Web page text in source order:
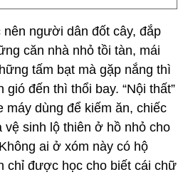
người dân đốt cây, đắp
căn nhà nhỏ tồi tàn, mái
tấm bạt mà gặp nắng thì
đến thì thổi bay. “Nội thất”
máy dùng để kiếm ăn, chiếc
vệ sinh lộ thiên ở hồ nhỏ cho
ai ở xóm này có hộ
chỉ được học cho biết cái chữ